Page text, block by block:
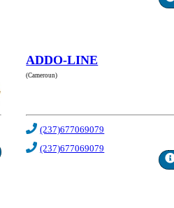
ADDO-LINE
(Cameroun)
(237)677069079
(237)677069079